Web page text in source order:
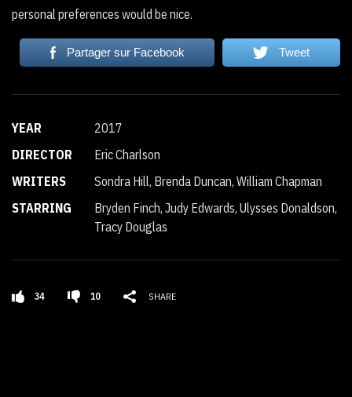
personal preferences would be nice.
Partager sur Facebook Tweet
YEAR
2017
DIRECTOR
Eric Charlson
WRITERS
Sondra Hill, Brenda Duncan, William Chapman
STARRING
Bryden Finch, Judy Edwards, Ulysses Donaldson,
Tracy Douglas
34 10 SHARE